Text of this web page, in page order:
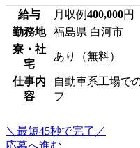
給与 月収例400,000円
勤務地
福島県 白河市
寮・社
宅
あり（無料）
仕事内
容
自動車系工場で
フ
＼最短45秒で完了／